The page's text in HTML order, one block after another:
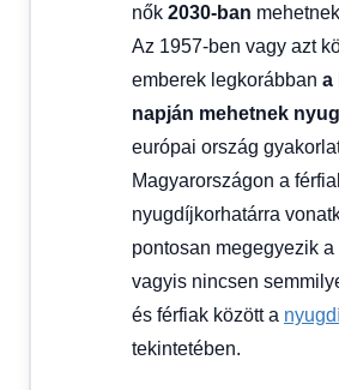
nők 2030-ban
Az 1957-ben vagy azt
emberek legkorábban a
napján mehetnek
európai ország
Magyarországon a
nyugdíjkorhatárra
pontosan megegyezik a
vagyis nincsen
és férfiak között a
tekintetében.